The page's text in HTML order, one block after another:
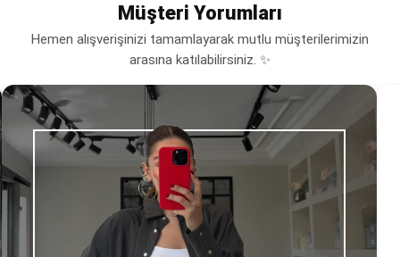
Müşteri Yorumları
Hemen alışverişinizi tamamlayarak mutlu müşterilerimizin
arasına katılabilirsiniz. ✨